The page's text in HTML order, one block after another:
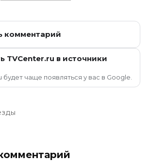
комментарий
TVCenter.ru в источники
будет чаще появляться у вас в Google.